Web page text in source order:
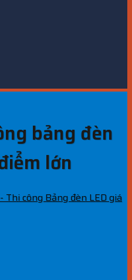
bảng đèn
lớn
Thi công Bảng đèn LED giá